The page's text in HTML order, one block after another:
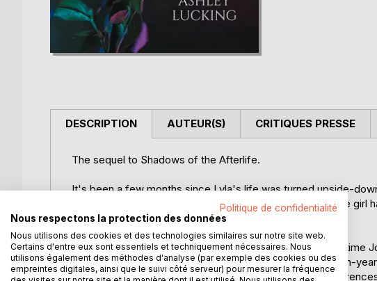
DESCRIPTION
The sequel to Shadows of the Afterlife.
It's been a few months since Lyla's life was turned upside-
family has moved back into John Hampton's mansion. The
seen a ghost since.
It's only when she discovers a journal, dating back to the time
is disrupted. The author, Charlotte Griffin, was a seventeen-
the trials of the 19th century and Whistmere's eerie
AUTEUR(S) CRITIQUES PRESSE
Politique de confidentialité
Nous respectons la protection des données
Nous utilisons des cookies et des technologies similaires sur notre site web.
Certains d'entre eux sont essentiels et techniquement nécessaires. Nous
utilisons également des méthodes d'analyse (par exemple des cookies ou des
empreintes digitales, ainsi que le suivi côté serveur) pour mesurer la fréquence